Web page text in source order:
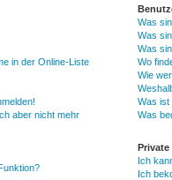
in der Online-Liste
aber nicht mehr
Was
Was
Was
Wo
Wie
Was ist
Was
Private
Ich
Ich